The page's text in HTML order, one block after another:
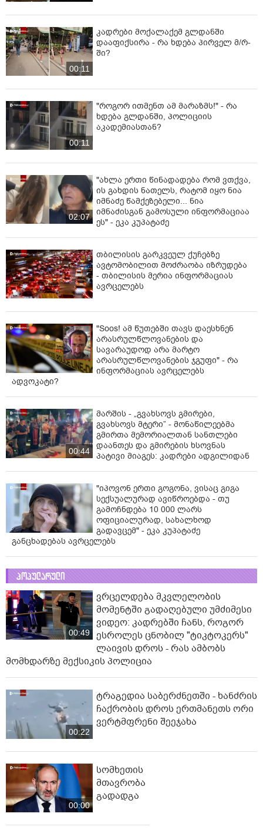
00:11
კადრები მოქალაქემ გლდანში
დააფიქსირა - რა ხდება პირველ მ/რ-
ში?
00:11
"როგორ ითმენთ ამ მარაზმს!" - რა
ხდება გლდანში, პოლიციის
აკადემიასთან?
02:07
"ახლა ერთი წინადადება რომ ვთქვა,
ის გახდის ნათელს, რატომ იყო ნია
იმნაძე წამქეზებელი... ნია
იმნაძისგან გამოსული ინფორმაციაა
ეს" - ეკა კუპატაძე
თბილისის გარკვეულ ქუჩებზე
ავტომობილით მოძრაობა იზრუდება
- თბილისის მერია ინფორმაციას
ავრცელებს
"Soos! ამ წუთებში თავს დაესხნენ
არასრულწლოვანების და
სავარაუდოდ არა მარტო
არასრულწლოვანების ჯგუფი" - რა
ინფორმაციას ავრცელებს
ადვოკატი?
00:44
მარშის - „გვახსოვს გმირები,
გვახსოვს მტერი” - მონაწილეებმა
გმირთა მემორიალთან სანთლები
დაანთეს და გმირების ხსოვნას
პატივი მიაგეს: კადრები ადგილიდან
"იპოვონ ერთი გოგონა, ვისაც გიგა
სექსუალურად ავიწროებდა - თუ
გამოჩნდება 10 000 ლარს
ოფიციალურად, სახალხოდ
გადავცემ" - ეკა კუპატაძე
განცხადებას ავრცელებს
პოპულარული
00:49
ვრცელდება მკვლელობის
მომენტში გადაღებული უმძიმესი
ვიდეო: კადრებში ჩანს, როგორ
ესროლეს ცნობილ "ტიკტოკერს"
ლაივის დროს - რას ამბობს
მომხდარზე მექსიკის პოლიცია
00:22
ტრაგედია საბერძნეთში - ხანძრის
ჩაქრობის დროს ერთმანეთს ორი
ვერტმფრენი შეეჯახა
00:00
სომხეთის
მთავრობა
გადადგა